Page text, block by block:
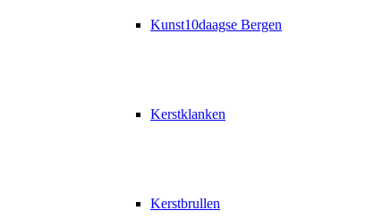
Kunst10daagse Bergen
Kerstklanken
Kerstbrullen